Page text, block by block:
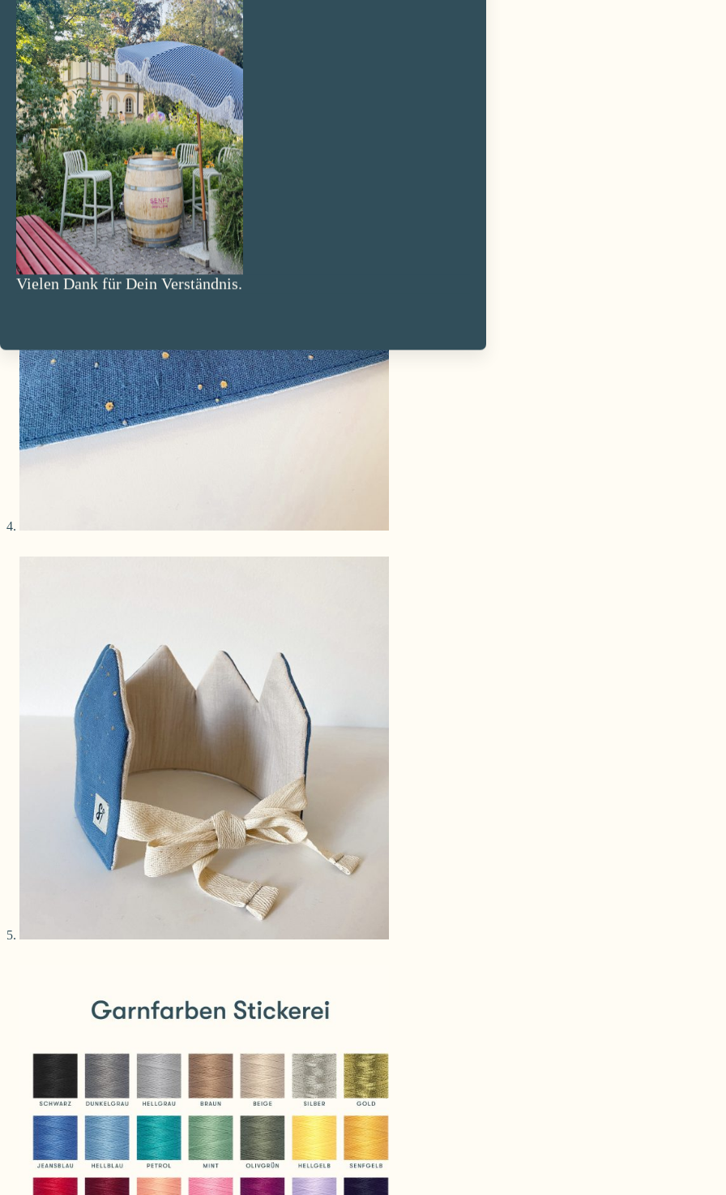
Vielen Dank für Dein Verständnis.